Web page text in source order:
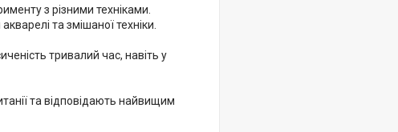
з різними техніками.
та змішаної техніки.
тривалий час, навіть у
та відповідають найвищим